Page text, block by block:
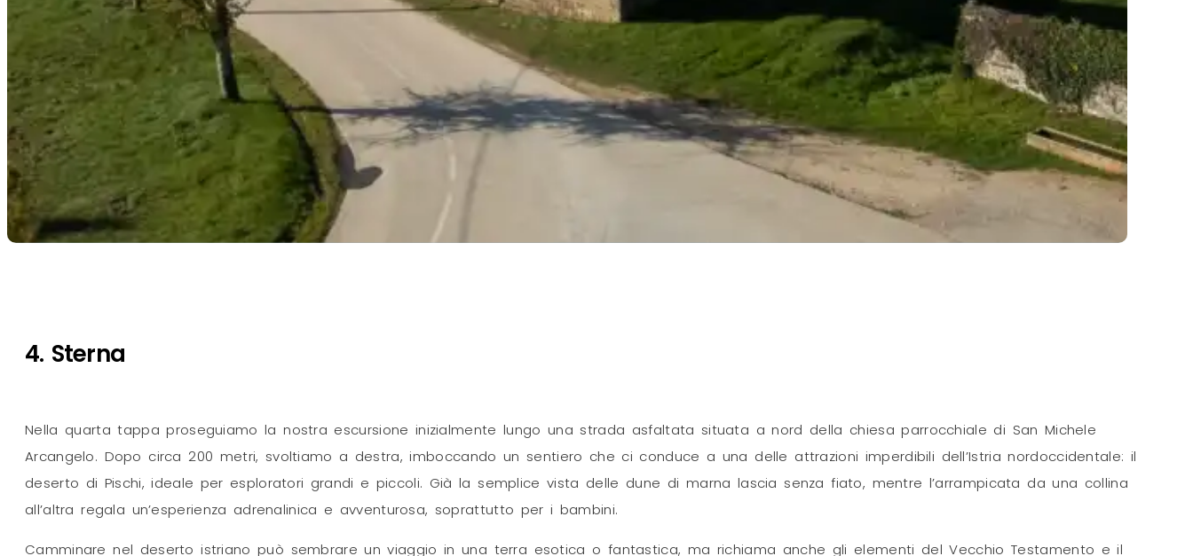
4. Sterna
Nella quarta tappa proseguiamo la nostra escursione inizialmente lungo una strada asfaltata situata a nord della chiesa parrocchiale di San Michele
Arcangelo. Dopo circa 200 metri, svoltiamo a destra, imboccando un sentiero che ci conduce a una delle attrazioni imperdibili dell’Istria nordoccidentale: il
deserto di Pischi, ideale per esploratori grandi e piccoli. Già la semplice vista delle dune di marna lascia senza fiato, mentre l’arrampicata da una collina
all’altra regala un’esperienza adrenalinica e avventurosa, soprattutto per i bambini.
Camminare nel deserto istriano può sembrare un viaggio in una terra esotica o fantastica, ma richiama anche gli elementi del Vecchio Testamento e il